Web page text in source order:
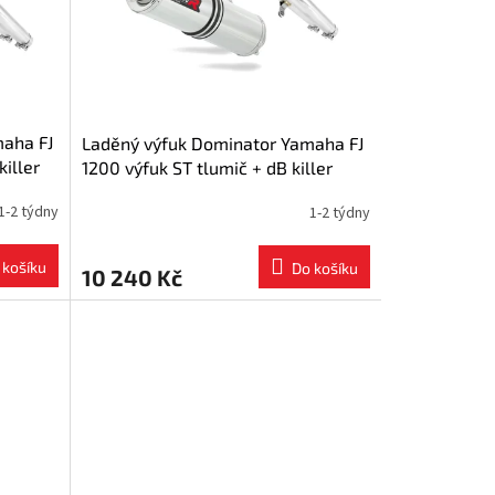
FJ
2 týdny
Laděný výfuk Dominator Yamaha FJ
1200 výfuk ST tlumič + dB killer
1-2 týdny
10 240 Kč Do košíku